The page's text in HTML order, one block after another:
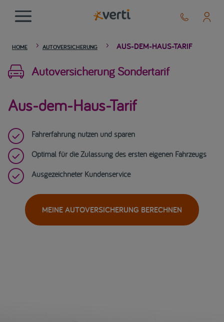
HOME 5 AUTOVERSICHERUNG 5 AUS-DEM-HAUS-TARIF
 Autoversicherung Sondertarif
Aus-dem-Haus-Tarif
 Fahrerfahrung nutzen und sparen
 Optimal für die Zulassung des ersten eigenen Fahrzeugs
 Ausgezeichneter Kundenservice
MEINE AUTOVERSICHERUNG BERECHNEN